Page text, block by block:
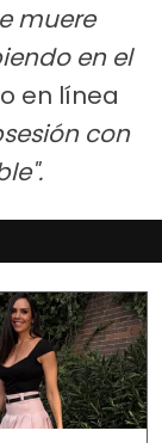
muere
en el
en línea
con